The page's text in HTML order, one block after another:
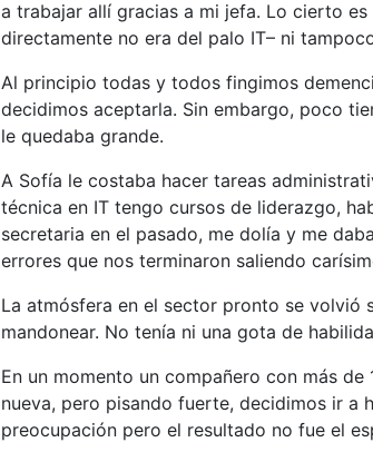
a trabajar allí gracias a mi jefa. Lo cierto es
directamente no era del palo IT– ni
Al principio todas y todos fingimos
decidimos aceptarla. Sin embargo, poco
le quedaba grande.
A Sofía le costaba hacer tareas
técnica en IT tengo cursos de liderazgo,
secretaria en el pasado, me dolía y me
errores que nos terminaron saliendo
La atmósfera en el sector pronto se volvió
mandonear. No tenía ni una gota de
En un momento un compañero con más
nueva, pero pisando fuerte, decidimos ir a
preocupación pero el resultado no fue el